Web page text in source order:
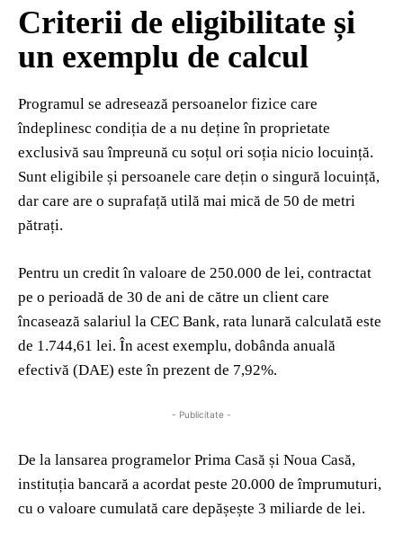
Criterii de eligibilitate și
un exemplu de calcul
Programul se adresează persoanelor fizice care
îndeplinesc condiția de a nu deține în proprietate
exclusivă sau împreună cu soțul ori soția nicio locuință.
Sunt eligibile și persoanele care dețin o singură locuință,
dar care are o suprafață utilă mai mică de 50 de metri
pătrați.
Pentru un credit în valoare de 250.000 de lei, contractat
pe o perioadă de 30 de ani de către un client care
încasează salariul la CEC Bank, rata lunară calculată este
de 1.744,61 lei. În acest exemplu, dobânda anuală
efectivă (DAE) este în prezent de 7,92%.
- Publicitate -
De la lansarea programelor Prima Casă și Noua Casă,
instituția bancară a acordat peste 20.000 de împrumuturi,
cu o valoare cumulată care depășește 3 miliarde de lei.